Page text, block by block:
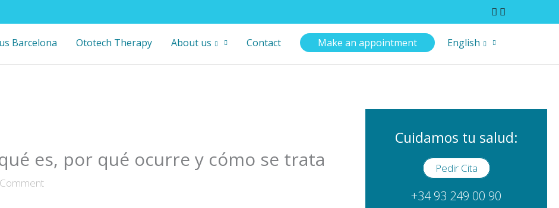
Barcelona Ototech Therapy About us Contact Make an appointment English
es, por qué ocurre y cómo se trata
Cuidamos tu salud:
Pedir Cita
+34 93 249 00 90